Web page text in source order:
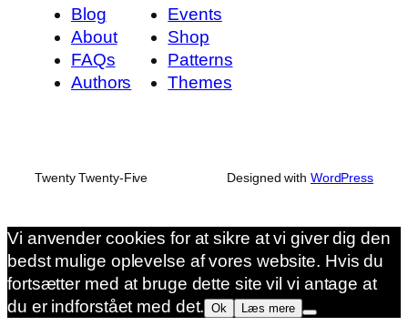
Blog
About
FAQs
Authors
Events
Shop
Patterns
Themes
Twenty Twenty-Five Designed with WordPress
Vi anvender cookies for at sikre at vi giver dig den
bedst mulige oplevelse af vores website. Hvis du
fortsætter med at bruge dette site vil vi antage at
du er indforstået med det. Ok Læs mere